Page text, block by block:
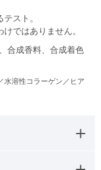
スト。
ではありません。
合成香料、合成着色
溶性コラーゲン／ヒア